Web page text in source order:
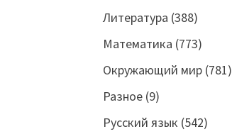
Литература (388)
Математика (773)
Окружающий мир(781)
Разное(9)
Русский язык (542)